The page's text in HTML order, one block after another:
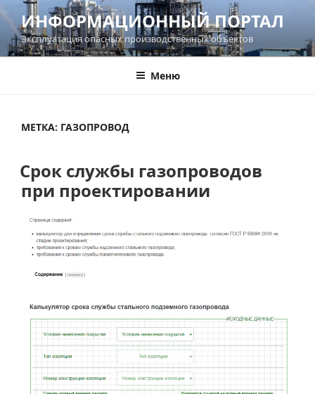
Перейти
содержимому
ИНФОРМАЦИОННЫЙ ПОРТАЛ
Эксплуатация опасных производственных объектов
Меню
МЕТКА: ГАЗОПРОВОД
Срок службы газопроводов
при проектировании